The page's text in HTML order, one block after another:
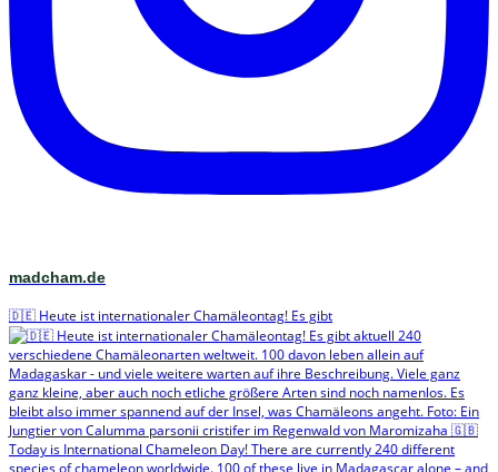
madcham.de
🇩🇪 Heute ist internationaler Chamäleontag! Es gibt